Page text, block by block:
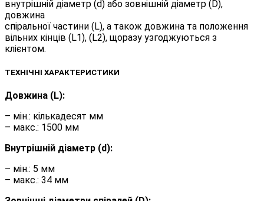
внутрішній діаметр (d) або зовнішній діаметр (D),
довжина
спіральної частини (L), а також довжина та положення
вільних кінців (L1), (L2), щоразу узгоджуються з
клієнтом.
ТЕХНІЧНІ ХАРАКТЕРИСТИКИ
Довжина (L):
– мін.: кількадесят мм
– макс.: 1500 мм
Внутрішній діаметр (d):
– мін.: 5 мм
– макс.: 34 мм